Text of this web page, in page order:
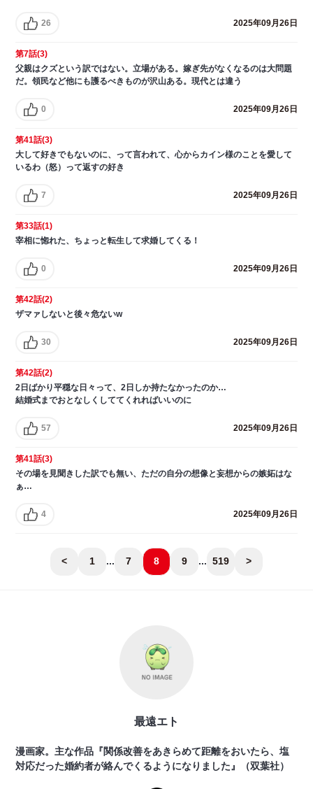
26 2025年09月26日
第7話(3)
父親はクズという訳ではない。立場がある。嫁ぎ先がなくなるのは大問題
だ。領民など他にも護るべきものが沢山ある。現代とは違う
0 2025年09月26日
第41話(3)
大して好きでもないのに、って言われて、心からカイン様のことを愛して
いるわ（怒）って返すの好き
7 2025年09月26日
第33話(1)
宰相に惚れた、ちょっと転生して求婚してくる！
0 2025年09月26日
第42話(2)
ザマァしないと後々危ないw
30 2025年09月26日
第42話(2)
2日ばかり平穏な日々って、2日しか持たなかったのか…
結婚式までおとなしくしててくれればいいのに
57 2025年09月26日
第41話(3)
その場を見聞きした訳でも無い、ただの自分の想像と妄想からの嫉妬はな
ぁ…
4 2025年09月26日
< 1 ... 7 8 9 ... 519 >
最遠エト
漫画家。主な作品『関係改善をあきらめて距離をおいたら、塩
対応だった婚約者が絡んでくるようになりました』（双葉社）